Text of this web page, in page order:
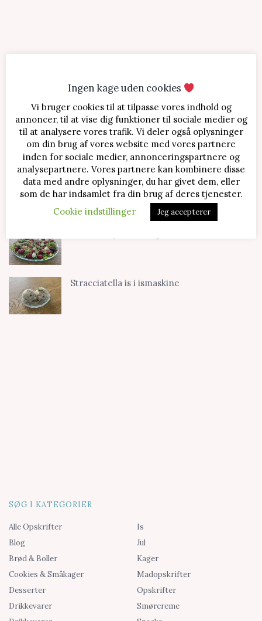
SENESTE OPSKRIFTER
Jordbærtærte med mascarponecreme
Klassisk cheesecake med kirsebær
Stracciatella is i ismaskine
SØG I KATEGORIER
Alle Opskrifter
Blog
Brød & Boller
Cookies & Småkager
Desserter
Drikkevarer
Is
Jul
Kager
Madopskrifter
Opskrifter
Smørcreme
Ingen kage uden cookies
Vi bruger cookies til at tilpasse vores indhold og
annoncer, til at vise dig funktioner til sociale medier og
til at analysere vores trafik. Vi deler også oplysninger
om din brug af vores website med vores partnere
inden for sociale medier, annonceringspartnere og
analysepartnere. Vores partnere kan kombinere disse
data med andre oplysninger, du har givet dem, eller
som de har indsamlet fra din brug af deres tjenester.
Cookie indstillinger
Jeg accepterer